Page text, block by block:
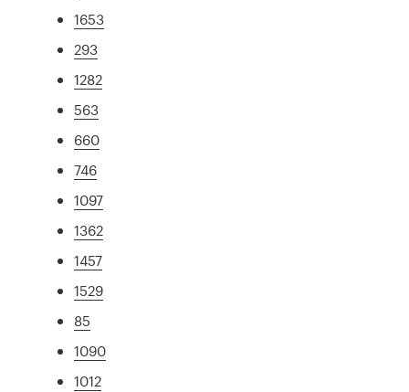
1653
293
1282
563
660
746
1097
1362
1457
1529
85
1090
1012